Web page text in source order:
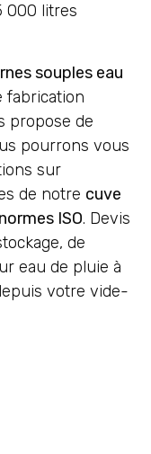
litres
souples eau
fabrication
propose de
pourrons vous
sur
de notre cuve
ISO. Devis
de
eau de pluie à
votre vide-